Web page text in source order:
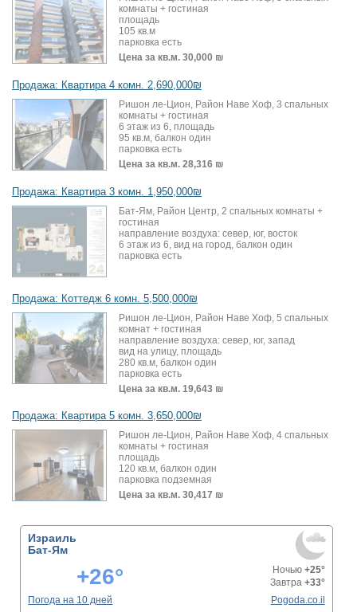
комнаты + гостиная
площадь
105 кв.м
парковка есть
Цена за кв.м. 30,000 ₪
Продажа: Квартира 4 комн. 2,690,000₪
Ришон ле-Цион, Район Наве Хоф, 3 спальных
комнаты + гостиная
6 этаж из 6, площадь
95 кв.м, балкон один
парковка есть
Цена за кв.м. 28,316 ₪
Продажа: Квартира 3 комн. 1,950,000₪
Бат-Ям, Район Центр, 2 спальных комнаты +
гостиная
направление воздуха: север, юг, восток
6 этаж из 6, вид на город, балкон один
парковка есть
Продажа: Коттедж 6 комн. 5,500,000₪
Ришон ле-Цион, Район Наве Хоф, 5 спальных
комнат + гостиная
направление воздуха: север, юг, запад
вид на улицу, площадь
280 кв.м, балкон один
парковка есть
Цена за кв.м. 19,643 ₪
Продажа: Квартира 5 комн. 3,650,000₪
Ришон ле-Цион, Район Наве Хоф, 4 спальных
комнаты + гостиная
площадь
120 кв.м, балкон один
парковка подземная
Цена за кв.м. 30,417 ₪
Израиль
Бат-Ям
+26° Ночью +25°
Завтра +33°
Погода на 10 дней
Pogoda.co.il